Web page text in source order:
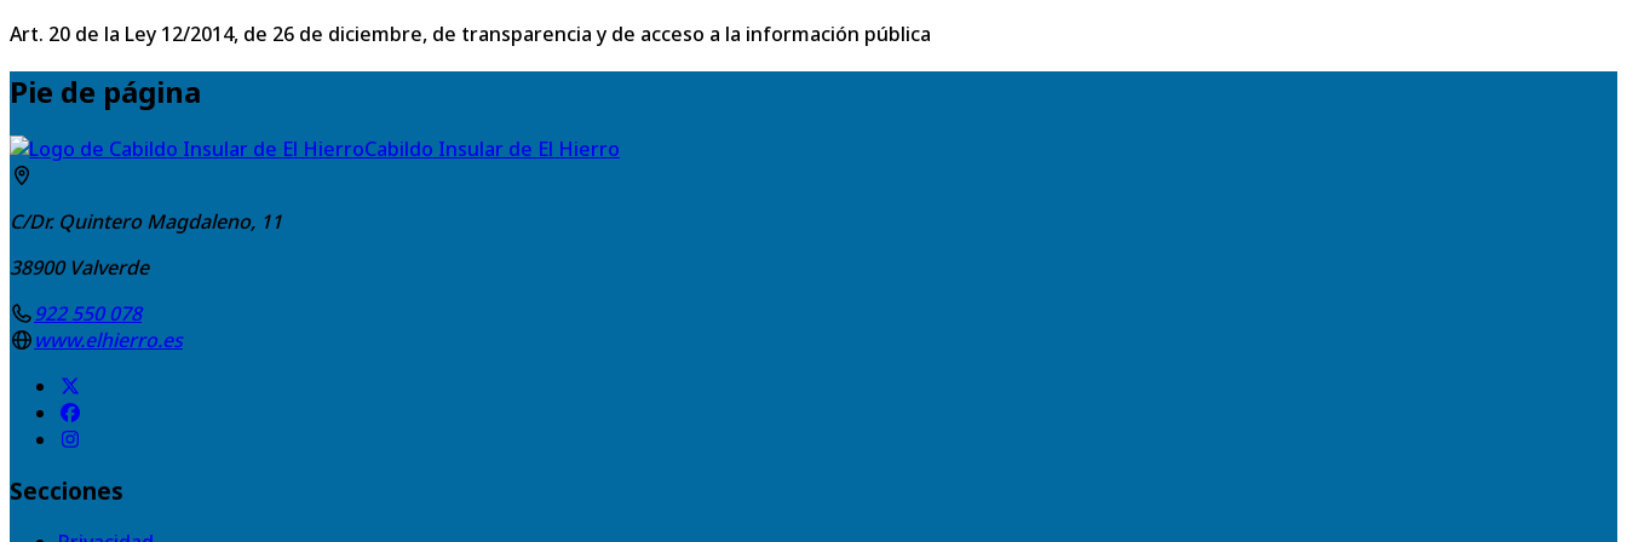
Art. 20 de la Ley 12/2014, de 26 de diciembre, de transparencia y de acceso a la información pública
Pie de página
Cabildo Insular de El Hierro
C/Dr. Quintero Magdaleno, 11
38900 Valverde
922 550 078
www.elhierro.es
Secciones